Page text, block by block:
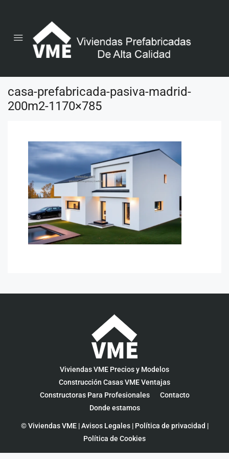
casa-prefabricada-pasiva-madrid-
200m2-1170×785
Viviendas VME Precios y Modelos
Construcción Casas VME Ventajas
Constructoras Para Profesionales
Contacto
Donde estamos
© Viviendas VME |Avisos Legales| Política de privacidad |
Política de Cookies